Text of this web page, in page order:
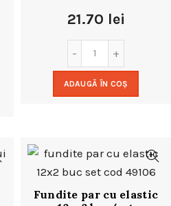
21.70 lei
ADAUGĂ ÎN COȘ
Fundite par cu elastic